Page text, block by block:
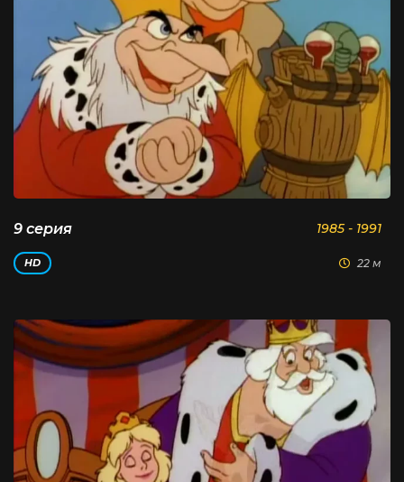
9 серия 1985 - 1991
HD 22 м